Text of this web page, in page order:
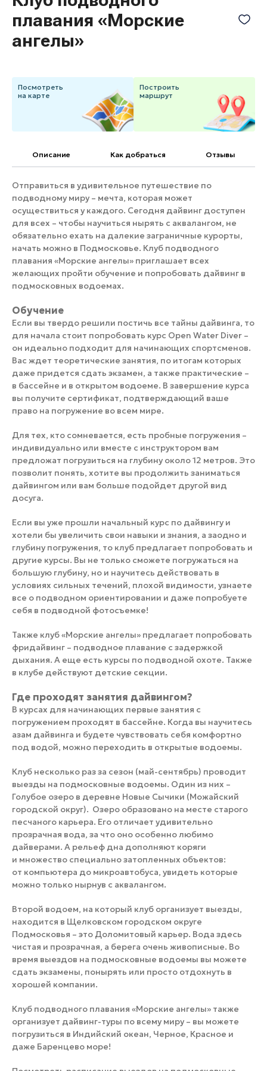
Банные комплексы
Спецпроекты
Инвестиционный портал
Пикник в Подмосковье
Золотое кольцо России
Войти
Инвесторам
природные территории
плавания «Морские
ангелы»
Посмотреть
на карте
Построить
маршрут
Описание Как добраться Отзывы
Отправиться в удивительное путешествие по
подводному миру – мечта, которая может
осуществиться у каждого. Сегодня дайвинг доступен
для всех – чтобы научиться нырять с аквалангом, не
обязательно ехать на далекие заграничные курорты,
начать можно в Подмосковье. Клуб подводного
плавания «Морские ангелы» приглашает всех
желающих пройти обучение и попробовать дайвинг в
подмосковных водоемах.
Обучение
Если вы твердо решили постичь все тайны дайвинга, то
для начала стоит попробовать курс Open Water Diver –
он идеально подходит для начинающих спортсменов.
Вас ждет теоретические занятия, по итогам которых
даже придется сдать экзамен, а также практические –
в бассейне и в открытом водоеме. В завершение курса
вы получите сертификат, подтверждающий ваше
право на погружение во всем мире.
Для тех, кто сомневается, есть пробные погружения –
индивидуально или вместе с инструктором вам
предложат погрузиться на глубину около 12 метров. Это
позволит понять, хотите вы продолжить заниматься
дайвингом или вам больше подойдет другой вид
досуга.
Если вы уже прошли начальный курс по дайвингу и
хотели бы увеличить свои навыки и знания, а заодно и
глубину погружения, то клуб предлагает попробовать и
другие курсы. Вы не только сможете погружаться на
большую глубину, но и научитесь действовать в
условиях сильных течений, плохой видимости, узнаете
все о подводном ориентировании и даже попробуете
себя в подводной фотосъемке!
Также клуб «Морские ангелы» предлагает попробовать
фридайвинг – подводное плавание с задержкой
дыхания. А еще есть курсы по подводной охоте. Также
в клубе действуют детские секции.
Где проходят занятия дайвингом?
В курсах для начинающих первые занятия с
погружением проходят в бассейне. Когда вы научитесь
азам дайвинга и будете чувствовать себя комфортно
под водой, можно переходить в открытые водоемы.
Клуб несколько раз за сезон (май-сентябрь) проводит
выезды на подмосковные водоемы. Один из них –
Голубое озеро в деревне Новые Сычики (Можайский
городской округ). Озеро образовано на месте старого
песчаного карьера. Его отличает удивительно
прозрачная вода, за что оно особенно любимо
дайверами. А рельеф дна дополняют коряги
и множество специально затопленных объектов:
от компьютера до микроавтобуса, увидеть которые
можно только нырнув с аквалангом.
Второй водоем, на который клуб организует выезды,
находится в Щелковском городском округе
Подмосковья – это Доломитовый карьер. Вода здесь
чистая и прозрачная, а берега очень живописные. Во
время выездов на подмосковные водоемы вы можете
сдать экзамены, понырять или просто отдохнуть в
хорошей компании.
Клуб подводного плавания «Морские ангелы» также
организует дайвинг-туры по всему миру – вы можете
погрузиться в Индийский океан, Черное, Красное и
даже Баренцево море!